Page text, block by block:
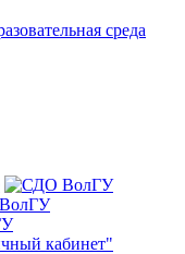
среда
ВолГУ
кабинет"